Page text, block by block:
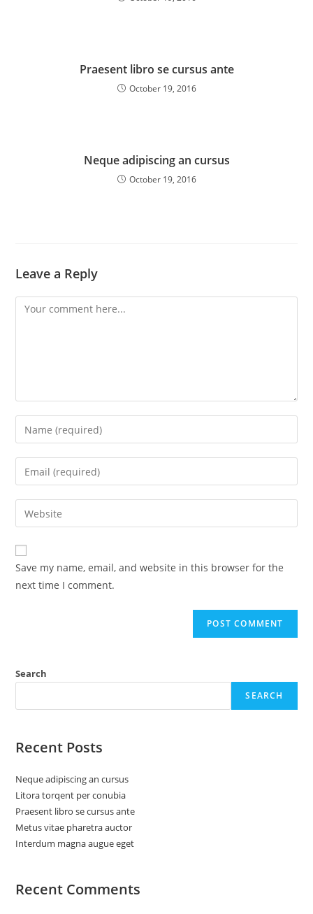
Praesent libro se cursus ante
October 19, 2016
Neque adipiscing an cursus
October 19, 2016
Leave a Reply
Save my name, email, and website in this browser for the
next time I comment.
Search
SEARCH
Recent Posts
Neque adipiscing an cursus
Litora torqent per conubia
Praesent libro se cursus ante
Metus vitae pharetra auctor
Interdum magna augue eget
Recent Comments